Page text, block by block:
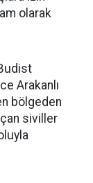
olarak
Arakanlı
bölgeden
siviller